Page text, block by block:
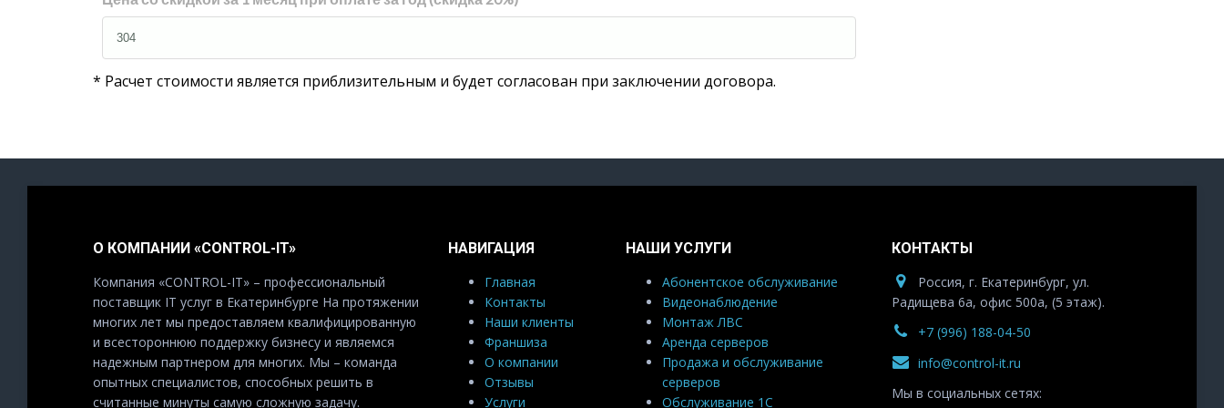
* Расчет стоимости является приблизительным и будет согласован при заключении договора.
О КОМПАНИИ «CONTROL-IT»
Компания «CONTROL-IT» – профессиональный
поставщик IT услуг в Екатеринбурге На протяжении
многих лет мы предоставляем квалифицированную
и всестороннюю поддержку бизнесу и являемся
надежным партнером для многих. Мы – команда
опытных специалистов, способных решить в
считанные минуты самую сложную задачу.
НАВИГАЦИЯ
Главная
Контакты
Наши клиенты
Франшиза
О компании
Отзывы
Услуги
НАШИ УСЛУГИ
Абонентское обслуживание
Видеонаблюдение
Монтаж ЛВС
Аренда серверов
Продажа и обслуживание
серверов
Обслуживание 1С
КОНТАКТЫ
Россия, г. Екатеринбург, ул.
Радищева 6а, офис 500а, (5 этаж).
+7 (996) 188-04-50
info@control-it.ru
Мы в социальных сетях: